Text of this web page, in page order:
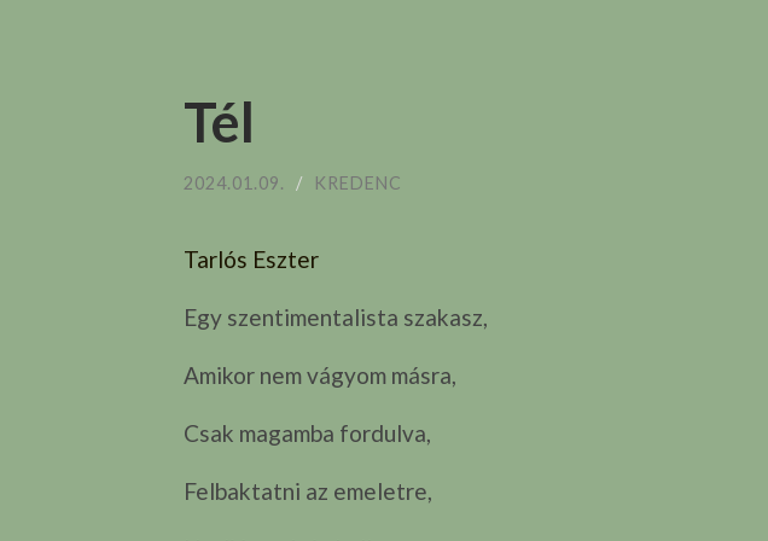
Tél
2024.01.09. / KREDENC
Tarlós Eszter
Egy szentimentalista szakasz,
Amikor nem vágyom másra,
Csak magamba fordulva,
Felbaktatni az emeletre,